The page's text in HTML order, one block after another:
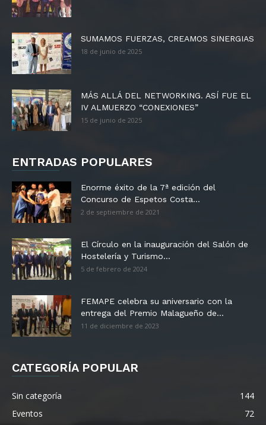
SUMAMOS FUERZAS, CREAMOS SINERGIAS
18 de junio de 2025
MÁS ALLÁ DEL NETWORKING. ASÍ FUE EL
IV ALMUERZO “CONEXIONES”
15 de junio de 2025
ENTRADAS POPULARES
Enorme éxito de la 7ª edición del
Concurso de Espetos Costa...
2 de septiembre de 2021
El Círculo en la inauguración del Salón de
Hostelería y Turismo...
5 de febrero de 2024
FEMAPE celebra su aniversario con la
entrega del Premio Malagueño de...
11 de diciembre de 2023
CATEGORÍA POPULAR
Sin categoría
144
Eventos
72